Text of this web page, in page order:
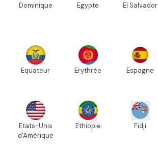
Dominique Egypte El Salvador
Equateur Erythrée Espagne
Etats-Unis
d'Amérique
Ethiopie Fidji